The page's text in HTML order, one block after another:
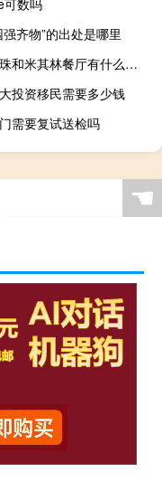
可数吗
强齐物”的出处是哪里
黑珍珠和米其林餐厅有什么区别
投资移民需要多少钱
需要复试送检吗
☚